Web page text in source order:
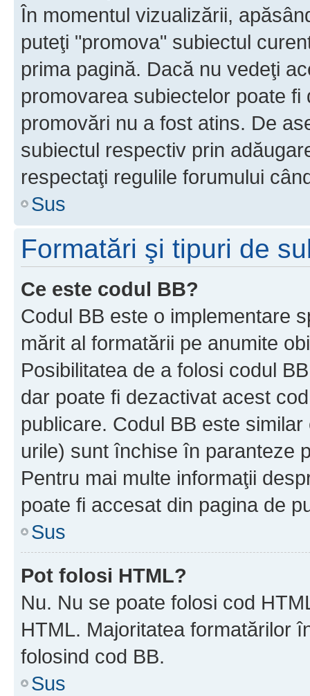
În momentul vizualizării,
puteţi "promova" subiectul
prima pagină. Dacă nu vedeţi
promovarea subiectelor poate
promovări nu a fost atins. De
subiectul respectiv prin
respectaţi regulile forumului
Sus
Formatări şi tipuri de
Ce este codul BB?
Codul BB este o implementare
mărit al formatării pe anumite
Posibilitatea de a folosi codul
dar poate fi dezactivat acest
publicare. Codul BB este
urile) sunt închise în paranteze
Pentru mai multe informaţii
poate fi accesat din pagina de
Sus
Pot folosi HTML?
Nu. Nu se poate folosi cod
HTML. Majoritatea formatărilor
folosind cod BB.
Sus